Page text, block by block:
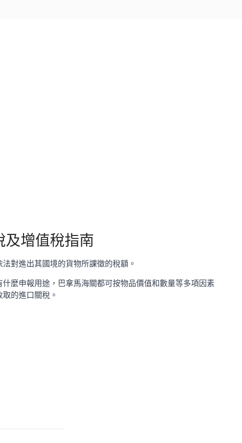
及增值稅指南
對進出其國境的貨物所課徵的稅額。
麼申報用途，巴拿馬海關都可按物品價值和數量等多項因素
的進口關稅。